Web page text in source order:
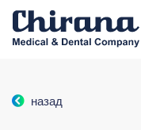
назад